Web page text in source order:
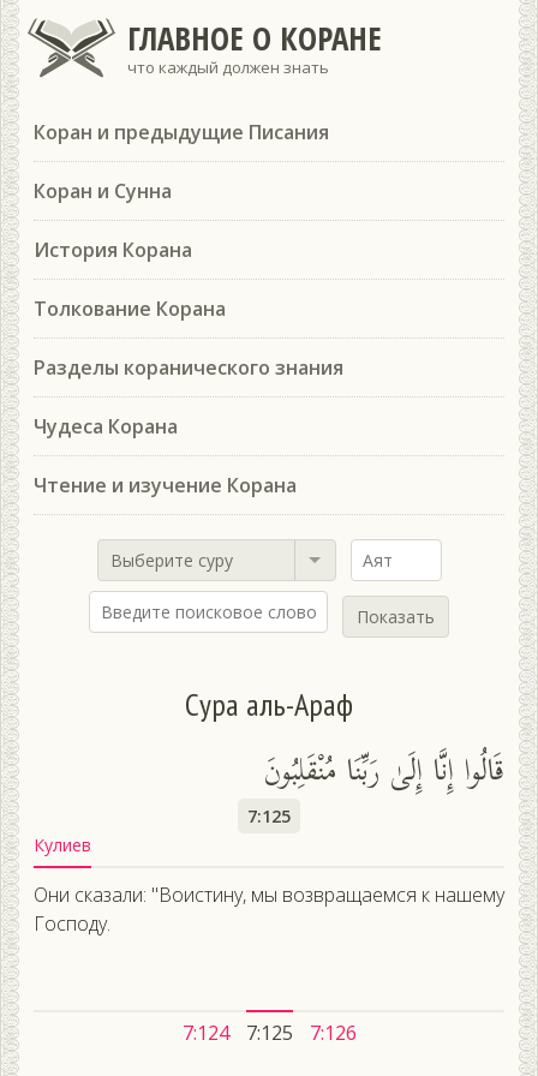
ГЛАВНОЕ О КОРАНЕ
что каждый должен знать
Коран и предыдущие Писания
Коран и Сунна
История Корана
Толкование Корана
Разделы коранического знания
Чудеса Корана
Чтение и изучение Корана
Выберите суру
Показать
Сура аль-Араф
قَالُوا إِنَّا إِلَىٰ رَبِّنَا مُنْقَلِبُونَ
7:125
Кулиев
Они сказали: "Воистину, мы возвращаемся к нашему
Господу.
7:124 7:125 7:126